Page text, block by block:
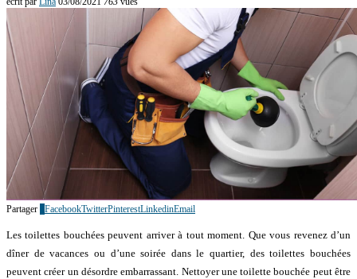
Partager FacebookTwitterPinterestLinkedinEmail
Les toilettes bouchées peuvent arriver à tout moment. Que vous revenez d’un
dîner de vacances ou d’une soirée dans le quartier, des toilettes bouchées
peuvent créer un désordre embarrassant. Nettoyer une toilette bouchée peut être